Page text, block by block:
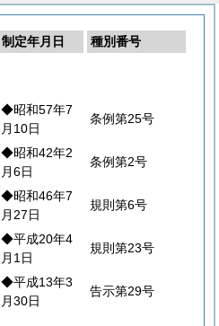
制定年月日
種別番号
◆昭和57年7
月10日
条例第25号
◆昭和42年2
月6日
条例第2号
◆昭和46年7
月27日
規則第6号
◆平成20年4
月1日
規則第23号
◆平成13年3
月30日
告示第29号